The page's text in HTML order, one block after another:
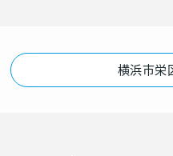
横浜市栄